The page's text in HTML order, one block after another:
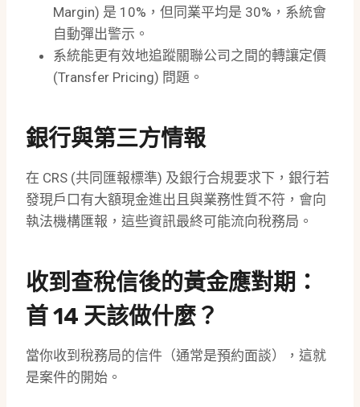
Margin) 是 10%，但同業平均是 30%，系統會
自動彈出警示。
系統能更有效地追蹤關聯公司之間的轉讓定價
(Transfer Pricing) 問題。
銀行與第三方情報
在 CRS (共同匯報標準) 及銀行合規要求下，銀行若
發現戶口有大額現金進出且與業務性質不符，會向
執法機構匯報，這些資訊最終可能流向稅務局。
收到查稅信後的黃金應對期：
首 14 天該做什麼？
當你收到稅務局的信件（通常是預約面談），這就
是案件的開始。